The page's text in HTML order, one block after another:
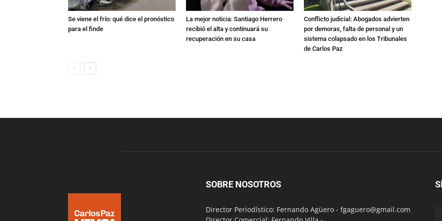
Se viene el frío: qué dice el pronóstico
para el finde
La mejor noticia: Santiago Herrero
recibió el alta y continuará su
recuperación en su casa
Conflicto judicial: Abogados advierten
por demoras, falta de personal y un
sistema colapsado en los Tribunales
de Carlos Paz
SOBRE NOSOTROS
Director Periodístico: Fernando Agüero - fgaguero@gmail.com